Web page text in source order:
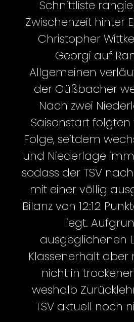
Schnittliste
Zwischenzeit hinter
Christopher
Georgi auf
Allgemeinen
der Güßbacher
Nach zwei
Saisonstart folgten
Folge, seitdem
und Niederlage
sodass der TSV
mit einer völlig
Bilanz von 12:12
liegt.
ausgeglichenen
Klassenerhalt
nicht in
weshalb
TSV aktuell noch